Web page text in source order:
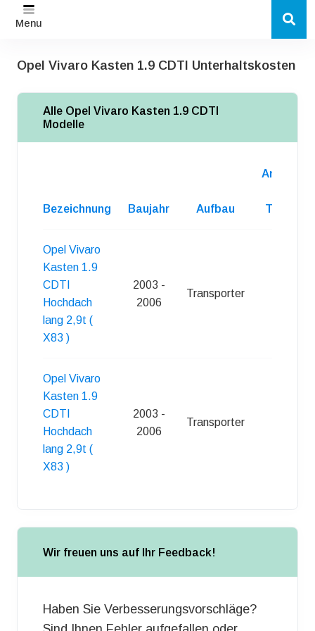
Menu
Opel Vivaro Kasten 1.9 CDTI Unterhaltskosten
Alle Opel Vivaro Kasten 1.9 CDTI
Modelle
Bezeichnung Baujahr Aufbau
Anzahl
Turen
Opel Vivaro
Kasten 1.9
CDTI
Hochdach
lang 2,9t (
X83 )
2003 -
2006
Transporter
Opel Vivaro
Kasten 1.9
CDTI
Hochdach
lang 2,9t (
X83 )
2003 -
2006
Transporter
Wir freuen uns auf Ihr Feedback!
Haben Sie Verbesserungsvorschläge?